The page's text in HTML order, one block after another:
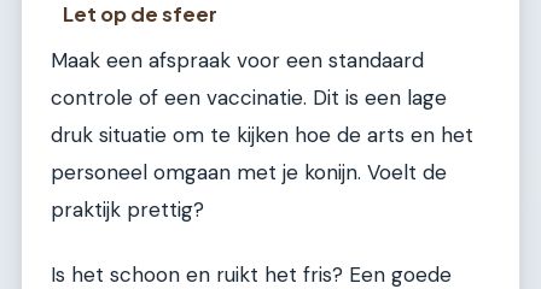
Let op de sfeer
Maak een afspraak voor een standaard
controle of een vaccinatie. Dit is een lage
druk situatie om te kijken hoe de arts en het
personeel omgaan met je konijn. Voelt de
praktijk prettig?
Is het schoon en ruikt het fris? Een goede